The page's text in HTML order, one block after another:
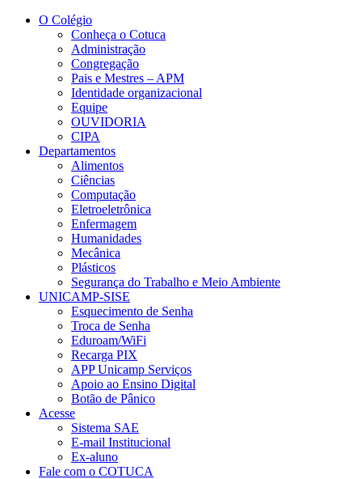
Conteúdo principal
O Colégio
Conheça o Cotuca
Administração
Congregação
Pais e Mestres – APM
Identidade organizacional
Equipe
OUVIDORIA
CIPA
Departamentos
Alimentos
Ciências
Computação
Eletroeletrônica
Enfermagem
Humanidades
Mecânica
Plásticos
Segurança do Trabalho e Meio Ambiente
UNICAMP-SISE
Esquecimento de Senha
Troca de Senha
Eduroam/WiFi
Recarga PIX
APP Unicamp Serviços
Apoio ao Ensino Digital
Botão de Pânico
Acesse
Sistema SAE
E-mail Institucional
Ex-aluno
Fale com o COTUCA